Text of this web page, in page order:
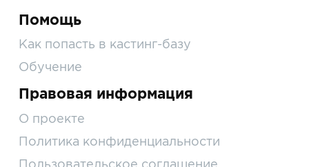
Помощь
Как попасть в кастинг-базу
Обучение
Правовая информация
О проекте
Политика конфиденциальности
Пользовательское соглашение